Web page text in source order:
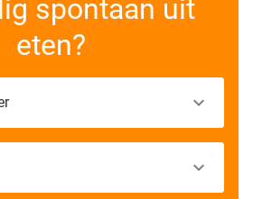
spontaan uit
eten?